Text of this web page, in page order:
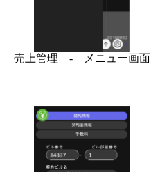
売上管理 - メニュー画面